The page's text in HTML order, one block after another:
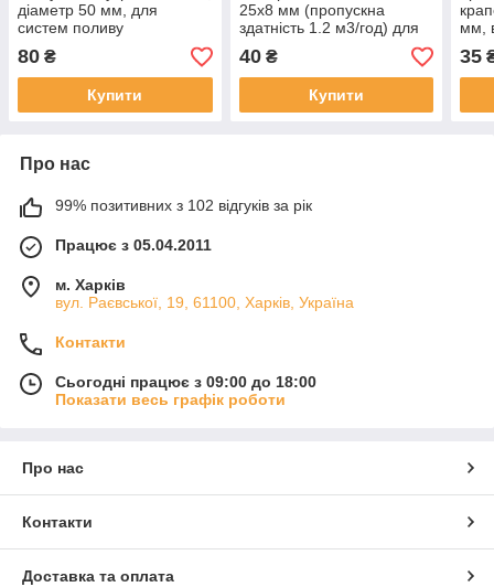
діаметр 50 мм, для
систем поливу
80 ₴
Купити
25x8 мм (пропускна
здатність 1.2 м3/год) для
крапельного поливу
40₴
Купити
мм,
35
Про нас
99% позитивних з 102 відгуків за рік
Працює з 05.04.2011
м. Харків
вул. Раєвської, 19, 61100, Харків, Україна
Контакти
Сьогодні працює з 09:00 до 18:00
Показати весь графік роботи
Про нас
Контакти
Доставка та оплата